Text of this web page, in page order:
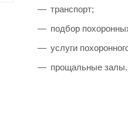
транспорт;
подбор
услуги
прощальные залы.